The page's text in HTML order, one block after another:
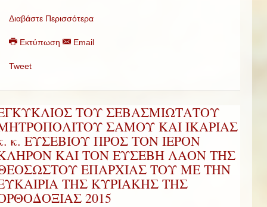
Διαβάστε Περισσότερα
Εκτύπωση Email
Tweet
ΤΟΥ ΣΕΒΑΣΜΙΩΤΑΤΟΥ
ΣΑΜΟΥ ΚΑΙ ΙΚΑΡΙΑΣ
κ. ΕΥΣΕΒΙΟΥ ΠΡΟΣ ΤΟΝ ΙΕΡΟΝ
ΚΑΙ ΤΟΝ ΕΥΣΕΒΗ ΛΑΟΝ ΤΗΣ
ΕΠΑΡΧΙΑΣ ΤΟΥ ΜΕ ΤΗΝ
ΤΗΣ ΚΥΡΙΑΚΗΣ ΤΗΣ
2015